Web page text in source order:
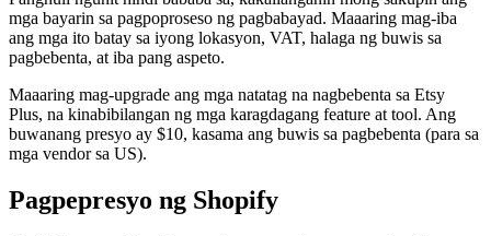
mga bayarin sa pagpoproseso ng pagbabayad. Maaaring mag-iba
ang mga ito batay sa iyong lokasyon, VAT, halaga ng buwis sa
pagbebenta, at iba pang aspeto.
Maaaring mag-upgrade ang mga natatag na nagbebenta sa Etsy
Plus, na kinabibilangan ng mga karagdagang feature at tool. Ang
buwanang presyo ay $10, kasama ang buwis sa pagbebenta (para sa
mga vendor sa US).
Pagpepresyo ng Shopify